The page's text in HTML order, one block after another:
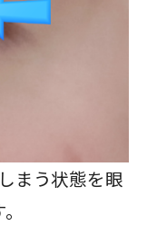
まう状態を眼